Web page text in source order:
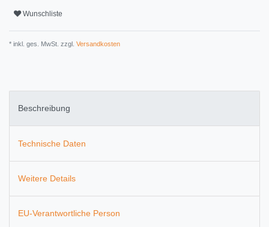
Wunschliste
* inkl. ges. MwSt. zzgl. Versandkosten
Beschreibung
Technische Daten
Weitere Details
EU-Verantwortliche Person